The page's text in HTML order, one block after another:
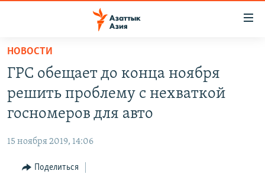
Вернуться
основному
содержанию
Вернутся
главной
навигации
Вернутся
ЦЕНТРАЛЬНАЯ АЗИЯ
ТАДЖИКИСТАН
ВОЙНА В УКРАИНЕ
ҚАЗАҚША
КЫРГЫЗЧА
НОВОСТИ
ГРС обещает до конца ноября
решить проблему с нехваткой
госномеров для авто
15 ноября 2019, 14:06
Поделиться